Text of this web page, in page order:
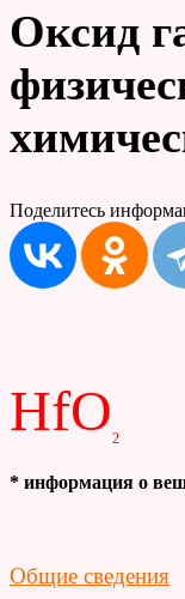
Оксид
Поделитесь
HfO2
* информация о
Общие сведения